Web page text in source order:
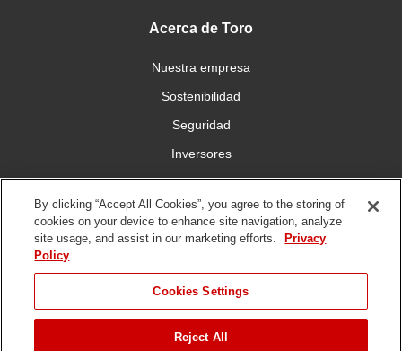
Acerca de Toro
Nuestra empresa
Sostenibilidad
Seguridad
Inversores
Trabajo
Conéctese con nosotros
Política de
By clicking “Accept All Cookies”, you agree to the storing of
cookies on your device to enhance site navigation, analyze
site usage, and assist in our marketing efforts.
Privacy
Policy
Cookies Settings
Reject All